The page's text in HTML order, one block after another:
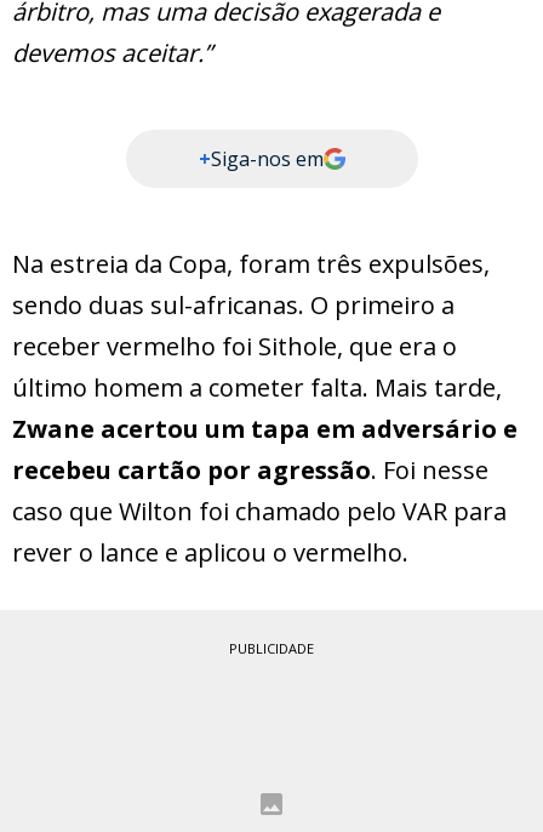
árbitro, mas uma decisão exagerada e
devemos aceitar.”
+Siga-nos em
Na estreia da Copa, foram três expulsões,
sendo duas sul-africanas. O primeiro a
receber vermelho foi Sithole, que era o
último homem a cometer falta. Mais tarde,
Zwane acertou um tapa em adversário e
recebeu cartão por agressão. Foi nesse
caso que Wilton foi chamado pelo VAR para
rever o lance e aplicou o vermelho.
PUBLICIDADE